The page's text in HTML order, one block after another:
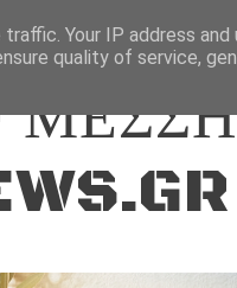
Your IP address and
quality of service,